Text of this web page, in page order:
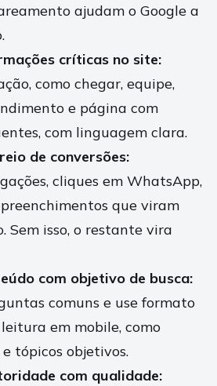
ajudam o Google a
críticas no site:
como chegar, equipe,
e página com
com linguagem clara.
de conversões:
cliques em WhatsApp,
que viram
Sem isso, o restante vira
com objetivo de busca:
comuns e use formato
em mobile, como
tópicos objetivos.
com qualidade: